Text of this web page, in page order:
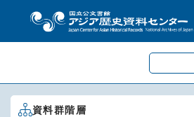
資料群階層